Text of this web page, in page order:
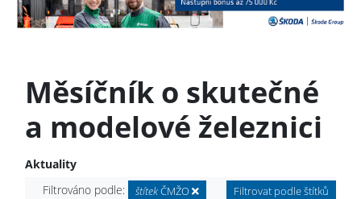
Měsíčník o skutečné
a modelové železnici
Aktuality
Filtrováno podle:
štítekČMŽO Filtrovat podle štítků